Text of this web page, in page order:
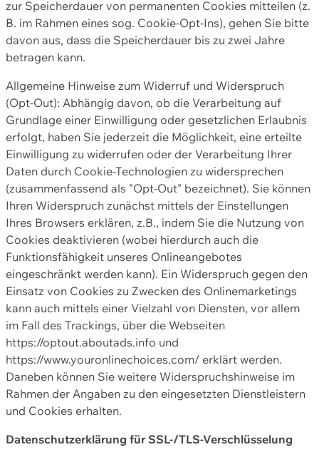
zur Speicherdauer von permanenten Cookies mitteilen (z.
B. im Rahmen eines sog. Cookie-Opt-Ins), gehen Sie bitte
davon aus, dass die Speicherdauer bis zu zwei Jahre
betragen kann.
Allgemeine Hinweise zum Widerruf und Widerspruch
(Opt-Out): Abhängig davon, ob die Verarbeitung auf
Grundlage einer Einwilligung oder gesetzlichen Erlaubnis
erfolgt, haben Sie jederzeit die Möglichkeit, eine erteilte
Einwilligung zu widerrufen oder der Verarbeitung Ihrer
Daten durch Cookie-Technologien zu widersprechen
(zusammenfassend als "Opt-Out" bezeichnet). Sie können
Ihren Widerspruch zunächst mittels der Einstellungen
Ihres Browsers erklären, z.B., indem Sie die Nutzung von
Cookies deaktivieren (wobei hierdurch auch die
Funktionsfähigkeit unseres Onlineangebotes
eingeschränkt werden kann). Ein Widerspruch gegen den
Einsatz von Cookies zu Zwecken des Onlinemarketings
kann auch mittels einer Vielzahl von Diensten, vor allem
im Fall des Trackings, über die Webseiten
https://optout.aboutads.info und
https://www.youronlinechoices.com/ erklärt werden.
Daneben können Sie weitere Widerspruchshinweise im
Rahmen der Angaben zu den eingesetzten Dienstleistern
und Cookies erhalten.
Datenschutzerklärung für SSL-/TLS-Verschlüsselung